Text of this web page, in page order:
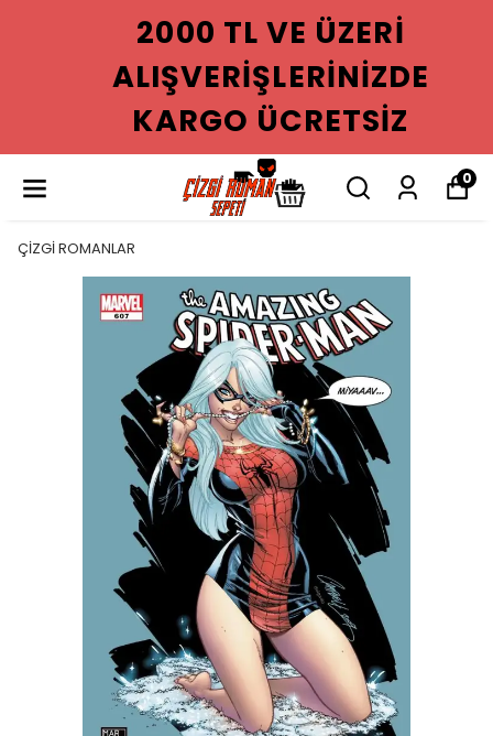
2000 TL VE ÜZERI
ALIŞVERIŞLERINIZDE
KARGO ÜCRETSIZ
0
ÇİZGİ ROMANLAR